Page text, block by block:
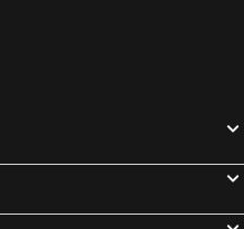
Castricum, bed and breakfasts